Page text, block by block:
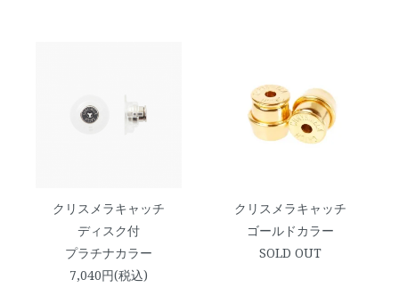
クリスメラキャッチ
ディスク付
プラチナカラー
7,040円(税込)
クリスメラキャッチ
ゴールドカラー
SOLD OUT